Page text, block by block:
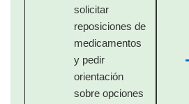
solicitar
reposiciones de
medicamentos
y pedir
orientación
sobre opciones